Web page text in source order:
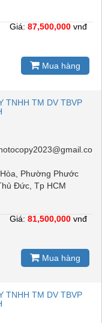
Giá: 87,500,000 vnđ
Mua hàng
TNHH TM DV TBVP
Phường Phước
Đức, Tp HCM
Giá: 81,500,000 vnđ
Mua hàng
TNHH TM DV TBVP